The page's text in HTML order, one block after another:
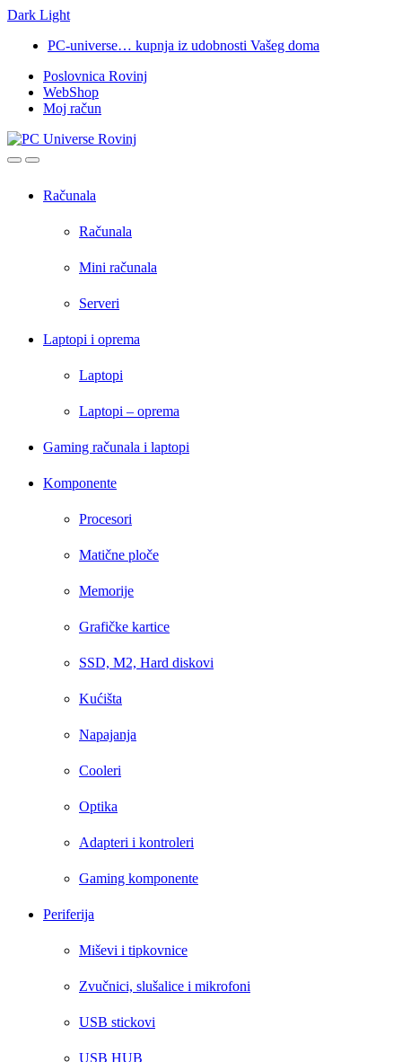
Dark Light
navigation
content
PC-universe… kupnja iz udobnosti Vašeg doma
Poslovnica Rovinj
WebShop
Moj račun
OpenClose
Računala
Računala
Mini računala
Serveri
Laptopi i oprema
Laptopi
Laptopi – oprema
Gaming računala i laptopi
Komponente
Procesori
Matične ploče
Memorije
Grafičke kartice
SSD, M2, Hard diskovi
Kućišta
Napajanja
Cooleri
Optika
Adapteri i kontroleri
Gaming komponente
Periferija
Miševi i tipkovnice
Zvučnici, slušalice i mikrofoni
USB stickovi
USB HUB